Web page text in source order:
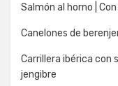
Salmón al horno |
Canelones de
Carrillera ibérica con
jengibre